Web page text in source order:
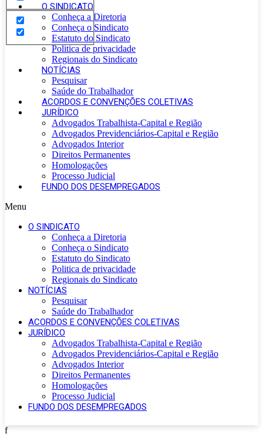
O SINDICATO
Conheça a Diretoria
Conheça o Sindicato
Estatuto do Sindicato
Politica de privacidade
Regionais do Sindicato
NOTÍCIAS
Pesquisar
Saúde do Trabalhador
ACORDOS E CONVENÇÕES COLETIVAS
JURÍDICO
Advogados Trabalhista-Capital e Região
Advogados Previdenciários-Capital e Região
Advogados Interior
Direitos Permanentes
Homologações
Processo Judicial
FUNDO DOS DESEMPREGADOS
Menu
O SINDICATO
Conheça a Diretoria
Conheça o Sindicato
Estatuto do Sindicato
Politica de privacidade
Regionais do Sindicato
NOTÍCIAS
Pesquisar
Saúde do Trabalhador
ACORDOS E CONVENÇÕES COLETIVAS
JURÍDICO
Advogados Trabalhista-Capital e Região
Advogados Previdenciários-Capital e Região
Advogados Interior
Direitos Permanentes
Homologações
Processo Judicial
FUNDO DOS DESEMPREGADOS
f